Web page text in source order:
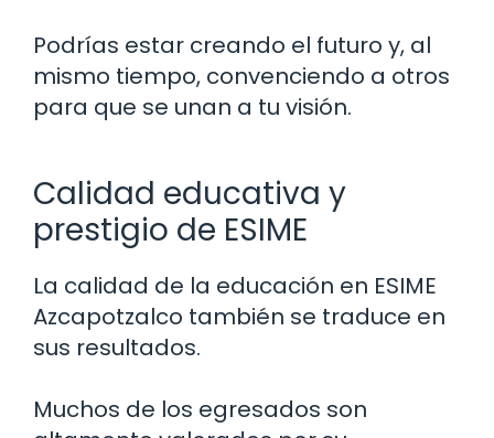
Podrías estar creando el futuro y, al
mismo tiempo, convenciendo a otros
para que se unan a tu visión.
Calidad educativa y
prestigio de ESIME
La calidad de la educación en ESIME
Azcapotzalco también se traduce en
sus resultados.
Muchos de los egresados son